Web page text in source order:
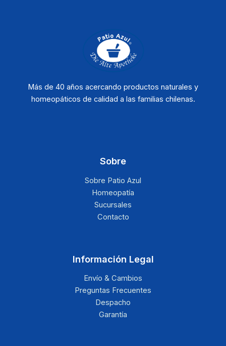
Más de 40 años acercando productos naturales y
homeopáticos de calidad a las familias chilenas.
Sobre
Sobre Patio Azul
Homeopatía
Sucursales
Contacto
Información Legal
Envío & Cambios
Preguntas Frecuentes
Despacho
Garantía